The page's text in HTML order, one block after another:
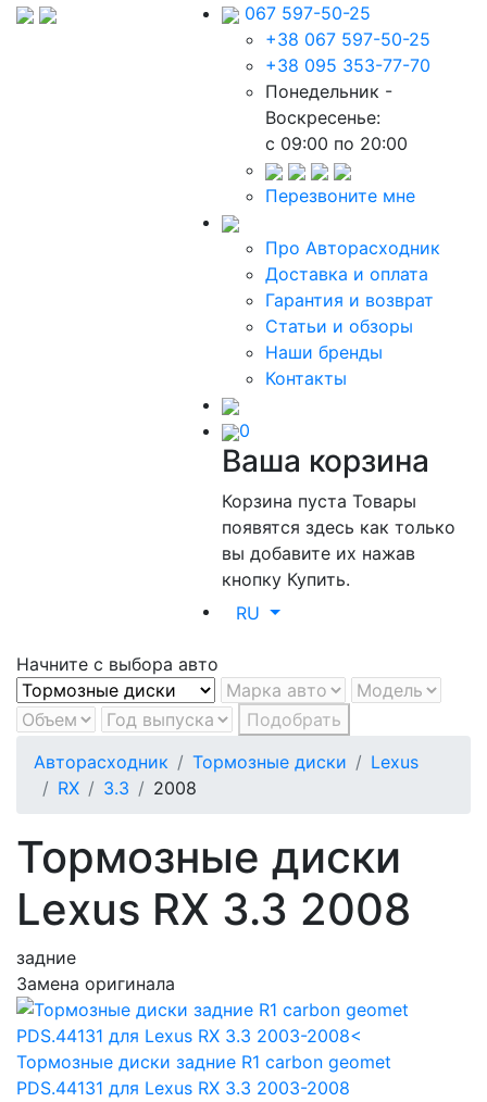
067 597-50-25
+38 067 597-50-25
+38 095 353-77-70
Понедельник -
Воскресенье:
c 09:00 по 20:00
Перезвоните мне
Про Авторасходник
Доставка и оплата
Гарантия и возврат
Статьи и обзоры
Наши бренды
Контакты
0
Ваша корзина
Корзина пустаТовары
появятся здесь как только
вы добавите их нажав
кнопку Купить.
RU
Начните с выбора авто
Подобрать
Авторасходник
Тормозные диски
Lexus
RX
3.3 2008
Тормозные диски
Lexus RX 3.3 2008
задние
Замена оригинала
Тормозные диски задние R1 carbon geomet
PDS.44131 для Lexus RX 3.3 2003-2008